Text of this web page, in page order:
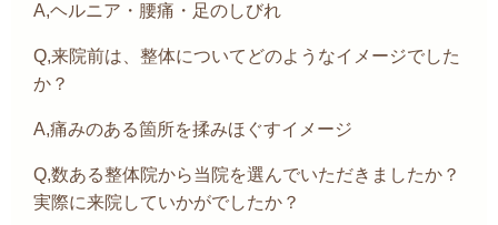
A,ヘルニア・腰痛・足のしびれ
Q,来院前は、整体についてどのようなイメージでした
か？
A,痛みのある箇所を揉みほぐすイメージ
Q,数ある整体院から当院を選んでいただきましたか？
実際に来院していかがでしたか？